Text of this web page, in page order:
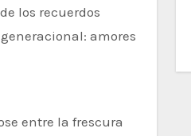
los recuerdos
amores